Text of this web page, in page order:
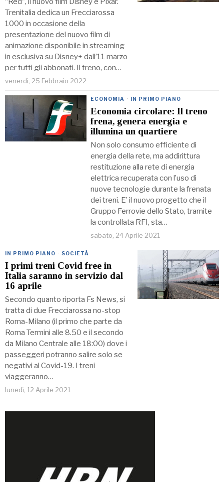
Trenitalia dedica un Frecciarossa
1000 in occasione della
presentazione del nuovo film di
animazione disponibile in streaming
in esclusiva su Disney+ dall’11 marzo
per tutti gli abbonati. Il treno, con…
venerdì, 25 Febbraio 2022
ECONOMIA · IN PRIMO PIANO
Economia circolare: Il treno
frena, genera energia e
illumina un quartiere
Non solo consumo efficiente di
energia della rete, ma addirittura
restituzione alla rete di energia
elettrica recuperata con l’uso di
nuove tecnologie durante la frenata
dei treni. E’ il nuovo progetto che il
Gruppo Ferrovie dello Stato, tramite
la controllata RFI, sta…
sabato, 24 Aprile 2021
IN PRIMO PIANO · SOCIETÀ
I primi treni Covid free in
Italia saranno in servizio dal
16 aprile
Secondo quanto riporta Fs News, si
tratta di due Frecciarossa no-stop
Roma-Milano (il primo che parte da
Roma Termini alle 8.50 e il secondo
da Milano Centrale alle 18:00) dove i
passeggeri potranno salire solo se
negativi al Covid-19. I treni
viaggeranno…
lunedì, 12 Aprile 2021